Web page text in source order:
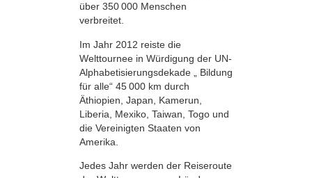
über 350 000 Menschen
verbreitet.
Im Jahr 2012 reiste die
Welttournee in Würdigung der UN-
Alphabetisierungsdekade „ Bildung
für alle“ 45 000 km durch
Äthiopien, Japan, Kamerun,
Liberia, Mexiko, Taiwan, Togo und
die Vereinigten Staaten von
Amerika.
Jedes Jahr werden der Reiseroute